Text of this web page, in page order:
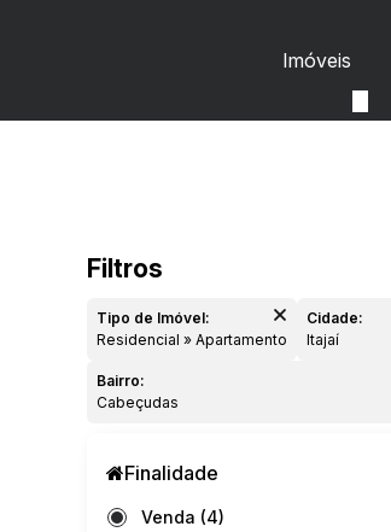
Imóveis
Tipo de Imóvel:
Residencial » Apartamento
Cidade:
Itajaí
Bairro:
Cabeçudas
Finalidade
Venda (4)